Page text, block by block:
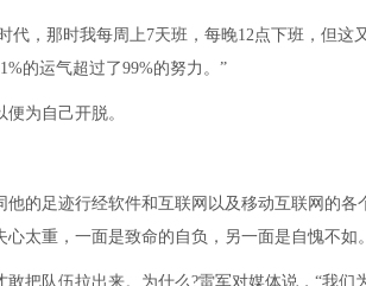
，那时我每周上7天班，每晚12点下班，但这
的运气超过了99%的努力。”
为自己开脱。
的足迹行经软件和互联网以及移动互联网的各
太重，一面是致命的自负，另一面是自愧不如。
把队伍拉出来。为什么?雷军对媒体说，“我们